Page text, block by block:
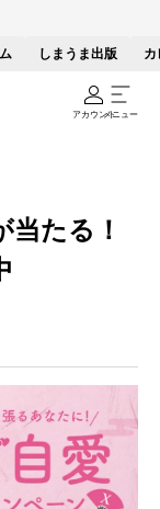
しまうま出版 カ
アカウントメニュー
たる！